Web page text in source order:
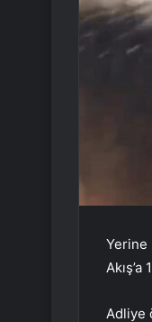
Yerine
Adliye